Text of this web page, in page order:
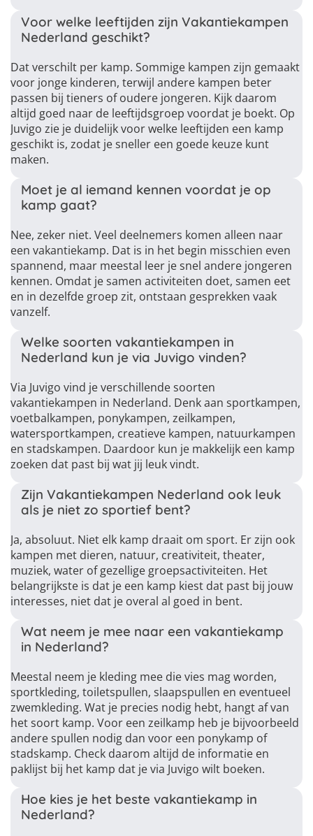
Voor welke leeftijden zijn Vakantiekampen
Nederland geschikt?
Dat verschilt per kamp. Sommige kampen zijn gemaakt
voor jonge kinderen, terwijl andere kampen beter
passen bij tieners of oudere jongeren. Kijk daarom
altijd goed naar de leeftijdsgroep voordat je boekt. Op
Juvigo zie je duidelijk voor welke leeftijden een kamp
geschikt is, zodat je sneller een goede keuze kunt
maken.
Moet je al iemand kennen voordat je op
kamp gaat?
Nee, zeker niet. Veel deelnemers komen alleen naar
een vakantiekamp. Dat is in het begin misschien even
spannend, maar meestal leer je snel andere jongeren
kennen. Omdat je samen activiteiten doet, samen eet
en in dezelfde groep zit, ontstaan gesprekken vaak
vanzelf.
Welke soorten vakantiekampen in
Nederland kun je via Juvigo vinden?
Via Juvigo vind je verschillende soorten
vakantiekampen in Nederland. Denk aan sportkampen,
voetbalkampen, ponykampen, zeilkampen,
watersportkampen, creatieve kampen, natuurkampen
en stadskampen. Daardoor kun je makkelijk een kamp
zoeken dat past bij wat jij leuk vindt.
Zijn Vakantiekampen Nederland ook leuk
als je niet zo sportief bent?
Ja, absoluut. Niet elk kamp draait om sport. Er zijn ook
kampen met dieren, natuur, creativiteit, theater,
muziek, water of gezellige groepsactiviteiten. Het
belangrijkste is dat je een kamp kiest dat past bij jouw
interesses, niet dat je overal al goed in bent.
Wat neem je mee naar een vakantiekamp
in Nederland?
Meestal neem je kleding mee die vies mag worden,
sportkleding, toiletspullen, slaapspullen en eventueel
zwemkleding. Wat je precies nodig hebt, hangt af van
het soort kamp. Voor een zeilkamp heb je bijvoorbeeld
andere spullen nodig dan voor een ponykamp of
stadskamp. Check daarom altijd de informatie en
paklijst bij het kamp dat je via Juvigo wilt boeken.
Hoe kies je het beste vakantiekamp in
Nederland?